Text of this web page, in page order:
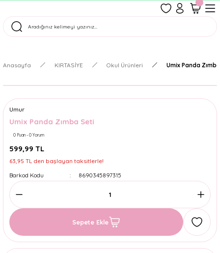
Tüm Siparişler Aynı Gün Kargoda!
Anasayfa KIRTASİYE Okul Ürünleri Umix Panda
Umur
Umix Panda Zımba Seti
0 Puan - 0 Yorum
599,99 TL
63,95 TL den başlayan taksitlerle!
Barkod Kodu
8690345897315
Sepete Ekle